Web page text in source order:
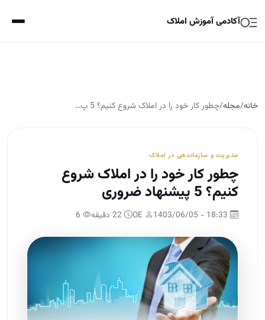
آکادمی آموزش املاک
خانه/مجله/چطور کار خود را در املاک شروع کنیم؟ 5 پ…
مدیریت و سازماندهی در املاک
چطور کار خود را در املاک شروع
کنیم؟ 5 پیشنهاد ضروری